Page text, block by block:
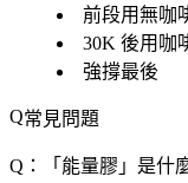
前段用無咖
30K 後用咖
強撐最後
常見問題
Q：「 能量膠 」是什